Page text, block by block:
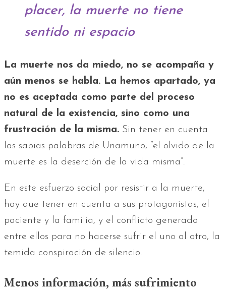
placer, la muerte no tiene
sentido ni espacio
La muerte nos da miedo, no se acompaña y
aún menos se habla. La hemos apartado, ya
no es aceptada como parte del proceso
natural de la existencia, sino como una
frustración de la misma. Sin tener en cuenta
las sabias palabras de Unamuno, “el olvido de la
muerte es la deserción de la vida misma”.
En este esfuerzo social por resistir a la muerte,
hay que tener en cuenta a sus protagonistas, el
paciente y la familia, y el conflicto generado
entre ellos para no hacerse sufrir el uno al otro, la
temida conspiración de silencio.
Menos información, más sufrimiento